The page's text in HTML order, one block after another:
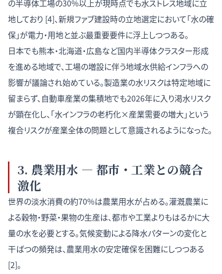
の半導体工場の30%以上が現時点でも水ストレス地域に立
地しており [4]、新規ファブ建設時の立地選定において「水の確
保」が電力・用地と並ぶ最重要要件に浮上しつつある。
日本でも熊本・北海道・広島など国内半導体クラスター形成
を進める地域で、工場の増設に伴う地域水供給インフラへの
影響が議論され始めている。製造業の水リスクは特定地域に
留まらず、自動車産業の集積地でも2026年に入り渇水リスク
が顕在化し、「水インフラの老朽化×産業需要の増大」という
複合リスクが産業全体の問題として意識されるようになった。
3. 農業用水 — 都市・工業との競合
激化
世界の淡水消費の約70%は農業用水が占める。灌漑農業に
よる穀物・野菜・果物の生産は、都市や工業よりもはるかに大
量の水を必要とする。気候変動による降水パターンの変化と
干ばつの頻発は、農業用水の安定確保を困難にしつつある
[2]。